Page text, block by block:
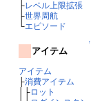
├レベル上限拡張
├世界周航
└エピソード
↑
アイテム
アイテム
├消費アイテム
│├ロット